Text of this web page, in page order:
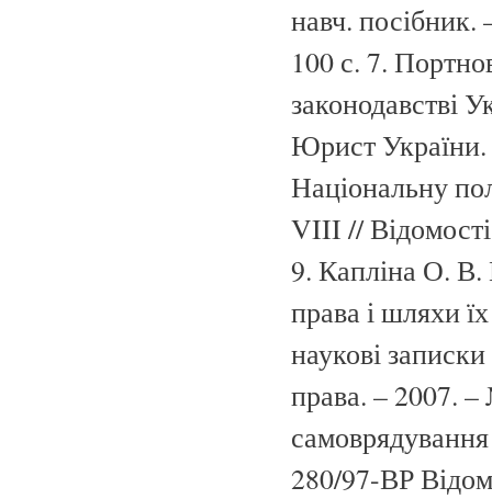
навч. посібник.
100 с. 7.
законодавстві
Юрист
Національну
VIII //
9. Капліна О. В.
права і шляхи
наукові
права. – 2007.
280/97-ВР